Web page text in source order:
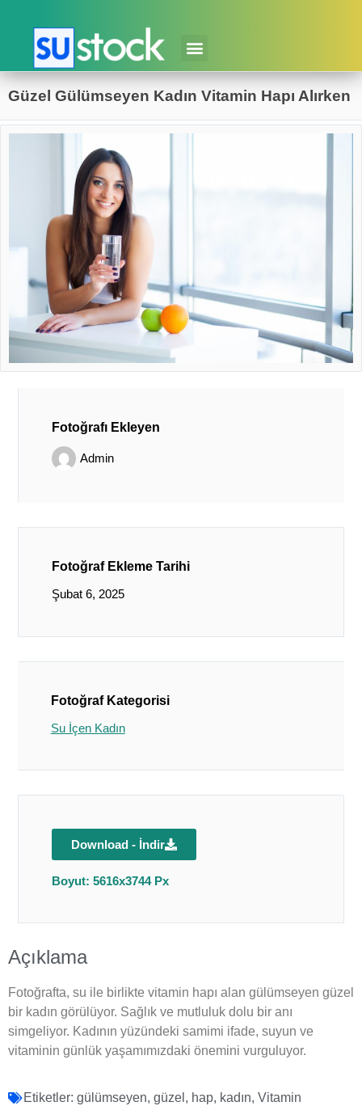
Güzel Gülümseyen Kadın Vitamin Hapı Alırken
Fotoğrafı Ekleyen
Admin
Fotoğraf Ekleme Tarihi
Şubat 6, 2025
Fotoğraf Kategorisi
Su İçen Kadın
Download - İndir
Boyut: 5616x3744 Px
Açıklama
Fotoğrafta, su ile birlikte vitamin hapı alan gülümseyen güzel
bir kadın görülüyor. Sağlık ve mutluluk dolu bir anı
simgeliyor. Kadının yüzündeki samimi ifade, suyun ve
vitaminin günlük yaşamımızdaki önemini vurguluyor.
Etiketler: gülümseyen, güzel , hap, kadın, Vitamin